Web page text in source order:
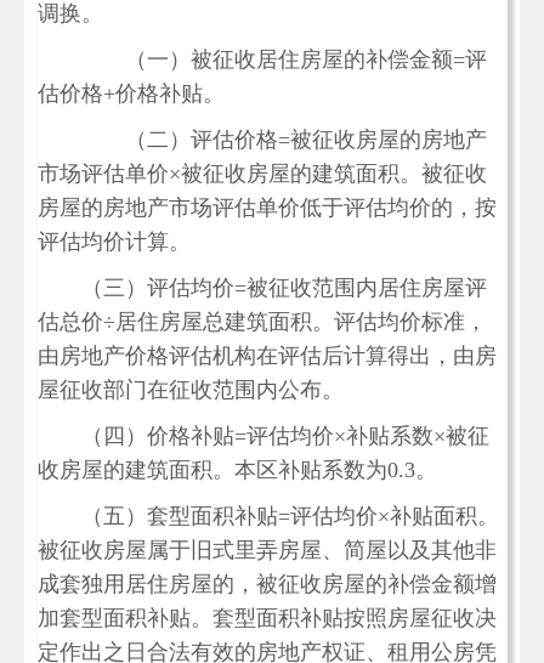
调换。
（一）被征收居住房屋的补偿金额=评
估价格+价格补贴。
（二）评估价格=被征收房屋的房地产
市场评估单价×被征收房屋的建筑面积。被征收
房屋的房地产市场评估单价低于评估均价的，按
评估均价计算。
（三）评估均价=被征收范围内居住房屋评
估总价÷居住房屋总建筑面积。评估均价标准，
由房地产价格评估机构在评估后计算得出，由房
屋征收部门在征收范围内公布。
（四）价格补贴=评估均价×补贴系数×被征
收房屋的建筑面积。本区补贴系数为0.3。
（五）套型面积补贴=评估均价×补贴面积。
被征收房屋属于旧式里弄房屋、简屋以及其他非
成套独用居住房屋的，被征收房屋的补偿金额增
加套型面积补贴。套型面积补贴按照房屋征收决
定作出之日合法有效的房地产权证、租用公房凭